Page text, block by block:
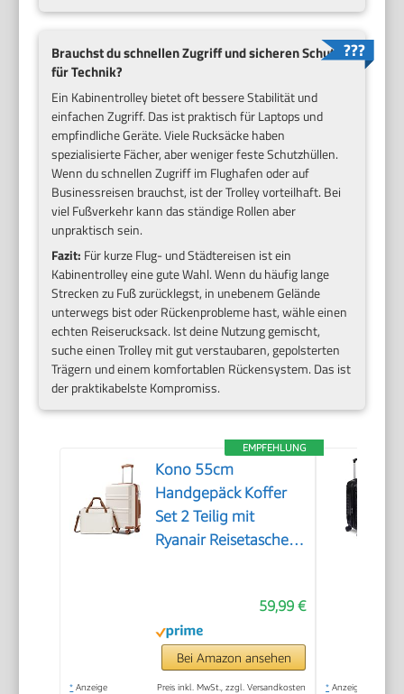
Brauchst du schnellen Zugriff und sicheren Schutz
für Technik?
Ein Kabinentrolley bietet oft bessere Stabilität und
einfachen Zugriff. Das ist praktisch für Laptops und
empfindliche Geräte. Viele Rucksäcke haben
spezialisierte Fächer, aber weniger feste Schutzhüllen.
Wenn du schnellen Zugriff im Flughafen oder auf
Businessreisen brauchst, ist der Trolley vorteilhaft. Bei
viel Fußverkehr kann das ständige Rollen aber
unpraktisch sein.
Fazit: Für kurze Flug- und Städtereisen ist ein
Kabinentrolley eine gute Wahl. Wenn du häufig lange
Strecken zu Fuß zurücklegst, in unebenem Gelände
unterwegs bist oder Rückenprobleme hast, wähle einen
echten Reiserucksack. Ist deine Nutzung gemischt,
suche einen Trolley mit gut verstaubaren, gepolsterten
Trägern und einem komfortablen Rückensystem. Das ist
der praktikabelste Kompromiss.
EMPFEHLUNG
Kono 55cm
Handgepäck Koffer
Set 2 Teilig mit
Ryanair Reisetasche
59,99 €
Bei Amazon ansehen
* Anzeige Preis inkl. MwSt., zzgl. Versandkosten * Anzeige